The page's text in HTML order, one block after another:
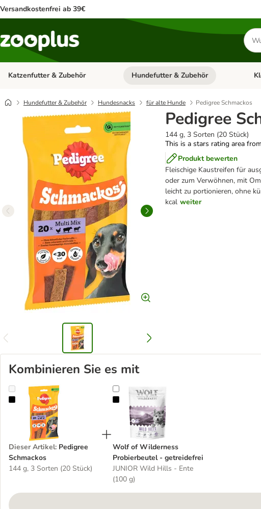
Versandkostenfrei ab 39€
Katzenfutter & Zubehör Kategorie-Menü öffnen: Katzenfutter &
Hundefutter & Zubehör
Hundefutter & Zubehör Hundesnacks für alte Hunde Pedigree Schmackos
Pedigree
144 g, 3 Sorten (20 Stück)
This is a stars rating area
Produkt bewerten
Fleischige Kaustreifen für
oder zum Verwöhnen, mit
leicht zu portionieren, ohne
kcal weiter
Kombinieren Sie es mit
Pedigree Schmackos
Dieser Artikel: Pedigree
Schmackos
144 g, 3 Sorten (20 Stück)
Wolf of Wilderness Probierbeutel -
Wolf of Wilderness
Probierbeutel - getreidefrei
JUNIOR Wild Hills - Ente
(100 g)